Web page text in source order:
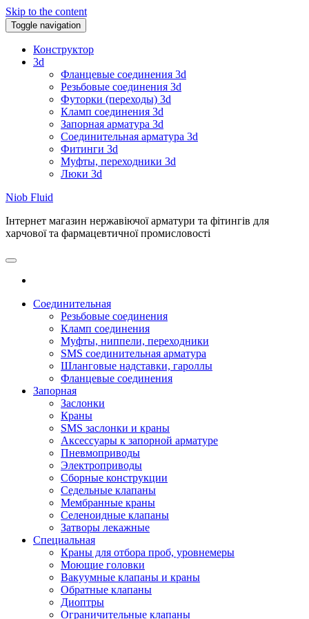
Skip to the content
Toggle navigation
Конструктор
3d
Фланцевые соединения 3d
Резьбовые соединения 3d
Футорки (переходы) 3d
Кламп соединения 3d
Запорная арматура 3d
Соединительная арматура 3d
Фитинги 3d
Муфты, переходники 3d
Люки 3d
Niob Fluid
Інтернет магазин нержавіючої арматури та фітингів для
харчової та фармацевтичної промисловості
Соединительная
Резьбовые соединения
Кламп соединения
Муфты, ниппели, переходники
SMS соединительная арматура
Шланговые надставки, гароллы
Фланцевые соединения
Запорная
Заслонки
Краны
SMS заслонки и краны
Аксессуары к запорной арматуре
Пневмоприводы
Электроприводы
Сборные конструкции
Седельные клапаны
Мембранные краны
Селеноидные клапаны
Затворы лекажные
Специальная
Краны для отбора проб, уровнемеры
Моющие головки
Вакуумные клапаны и краны
Обратные клапаны
Диоптры
Ограничительные клапаны